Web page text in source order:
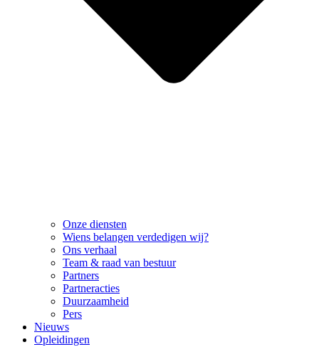
Onze diensten
Wiens belangen verdedigen wij?
Ons verhaal
Team & raad van bestuur
Partners
Partneracties
Duurzaamheid
Pers
Nieuws
Opleidingen